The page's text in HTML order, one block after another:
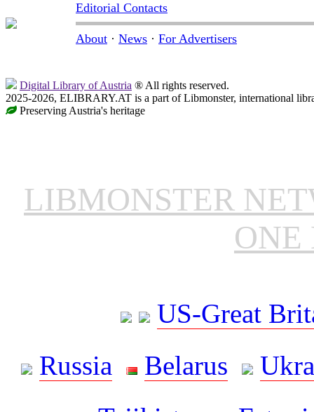
Editorial Contacts
About · News · For Advertisers
Digital Library of Austria ® All rights reserved.
2025-2026, ELIBRARY.AT is a part of Libmonster, international
Preserving Austria's heritage
LIBMONSTER
ONE
US-Great
Russia
Belarus